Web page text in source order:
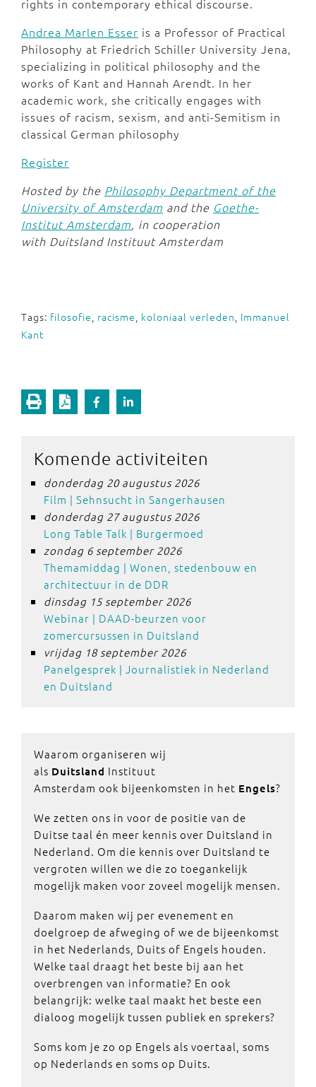
rights in contemporary ethical discourse.
Andrea Marlen Esser is a Professor of Practical
Philosophy at Friedrich Schiller University Jena,
specializing in political philosophy and the
works of Kant and Hannah Arendt. In her
academic work, she critically engages with
issues of racism, sexism, and anti-Semitism in
classical German philosophy
Register
Hosted by the Philosophy Department of the
University of Amsterdam and the Goethe-
Institut Amsterdam, in cooperation
with Duitsland Instituut Amsterdam
Tags: filosofie racisme koloniaal verleden Immanuel
Kant
Komende activiteiten
donderdag 20 augustus 2026
Film | Sehnsucht in Sangerhausen
donderdag 27 augustus 2026
Long Table Talk | Burgermoed
zondag 6 september 2026
Themamiddag | Wonen, stedenbouw en
architectuur in de DDR
dinsdag 15 september 2026
Webinar | DAAD-beurzen voor
zomercursussen in Duitsland
vrijdag 18 september 2026
Panelgesprek | Journalistiek in Nederland
en Duitsland
Waarom organiseren wij
als Duitsland Instituut
Amsterdam ook bijeenkomsten in het Engels?
We zetten ons in voor de positie van de
Duitse taal én meer kennis over Duitsland in
Nederland. Om die kennis over Duitsland te
vergroten willen we die zo toegankelijk
mogelijk maken voor zoveel mogelijk mensen.
Daarom maken wij per evenement en
doelgroep de afweging of we de bijeenkomst
in het Nederlands, Duits of Engels houden.
Welke taal draagt het beste bij aan het
overbrengen van informatie? En ook
belangrijk: welke taal maakt het beste een
dialoog mogelijk tussen publiek en sprekers?
Soms kom je zo op Engels als voertaal, soms
op Nederlands en soms op Duits.